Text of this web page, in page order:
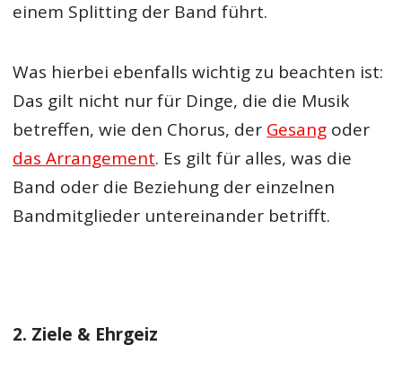
einem Splitting der Band führt.
Was hierbei ebenfalls wichtig zu beachten ist:
Das gilt nicht nur für Dinge, die die Musik
betreffen, wie den Chorus, der Gesang oder
das Arrangement. Es gilt für alles, was die
Band oder die Beziehung der einzelnen
Bandmitglieder untereinander betrifft.
2. Ziele & Ehrgeiz